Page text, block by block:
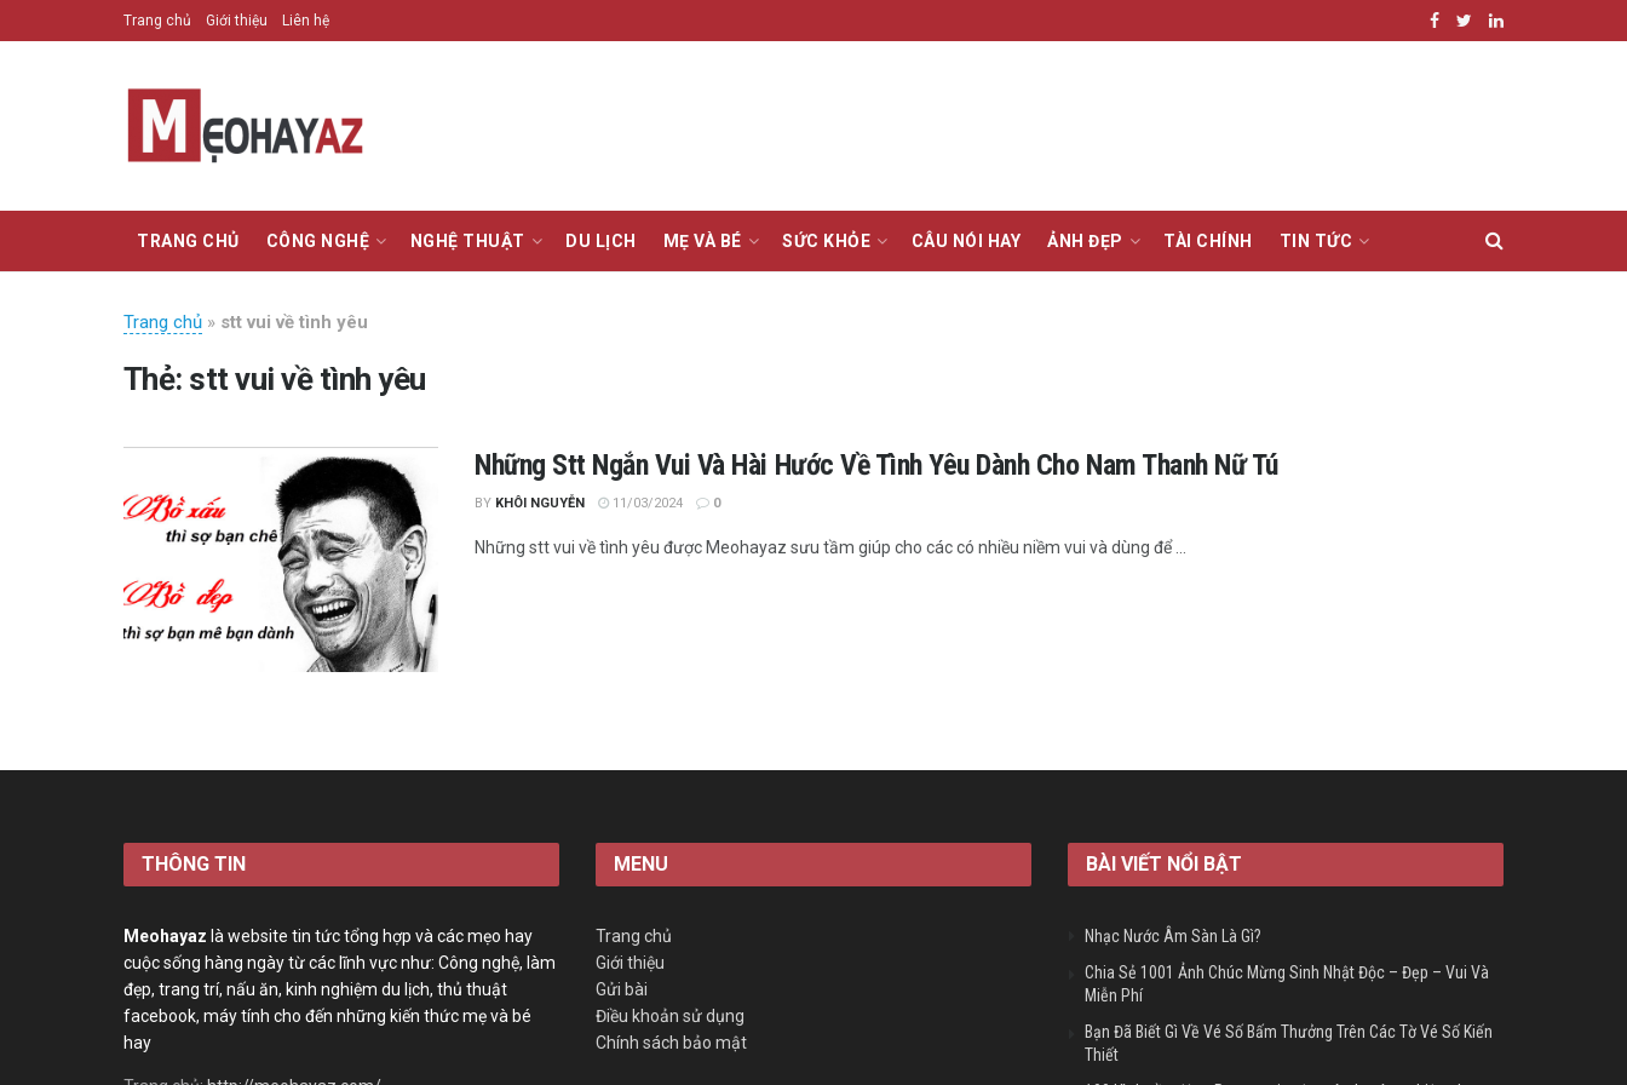
Trang chủ Giới thiệu Liên hệ
TRANG CHỦ CÔNG NGHỆ NGHỆ THUẬT DU LỊCH MẸ VÀ BÉ SỨC KHỎE CÂU NÓI HAY ẢNH ĐẸP TÀI CHÍNH TIN TỨC
Trang chủ » stt vui về tình yêu
Thẻ: stt vui về tình yêu
Những Stt Ngắn Vui Và Hài Hước Về Tình Yêu Dành Cho Nam Thanh Nữ Tú
BY KHÔI NGUYỄN 11/03/2024 0
Những stt vui về tình yêu được Meohayaz sưu tầm giúp cho các có nhiều niềm vui và dùng để ...
THÔNG TIN
Meohayaz là website tin tức tổng hợp và các mẹo hay
cuộc sống hàng ngày từ các lĩnh vực như: Công nghệ, làm
đẹp, trang trí, nấu ăn, kinh nghiệm du lịch, thủ thuật
facebook, máy tính cho đến những kiến thức mẹ và bé
hay
MENU
Trang chủ
Giới thiệu
Gửi bài
Điều khoản sử dụng
Chính sách bảo mật
BÀI VIẾT NỔI BẬT
Nhạc Nước Âm Sàn Là Gì?
Chia Sẻ 1001 Ảnh Chúc Mừng Sinh Nhật Độc – Đẹp – Vui Và
Miễn Phí
Bạn Đã Biết Gì Về Vé Số Bấm Thưởng Trên Các Tờ Vé Số Kiến
Thiết